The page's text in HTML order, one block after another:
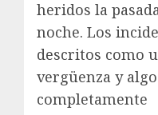
heridos la
noche. Los
descritos como
vergüenza y algo
completamente